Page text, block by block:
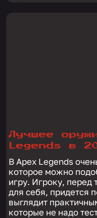
Лучшее
Legends в
В Apex Legends
которое можно
игру. Игроку, перед
для себя, придется
выглядит
которые не надо